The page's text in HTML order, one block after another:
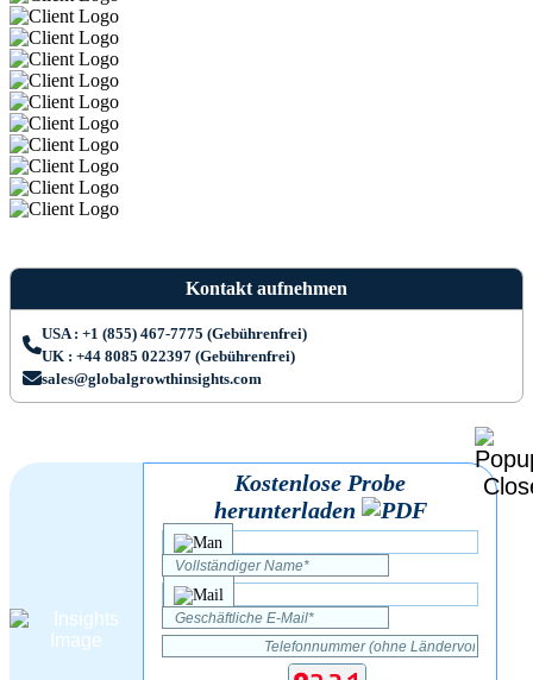
Kontakt aufnehmen
USA : +1 (855) 467-7775 (Gebührenfrei)
UK : +44 8085 022397 (Gebührenfrei)
sales@globalgrowthinsights.com
Kostenlose Probe
herunterladen